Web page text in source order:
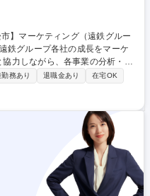
力しながら、各事業の分析・マ
。 【具体的な業務内
の分析とマーケティング課題の
施策の立案実行 ■Webサイト、
広告物等の制作／運用 ■遠鉄電
媒体の運営管理／販売 ※変更の
務あり 退職金あり
在宅OK